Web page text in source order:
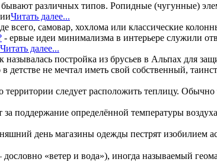
различных типов. Ропидные (чугунные)
Читать далее...
всего, самовар, хохлома или классические
- ервые идеи минимализма в интерьере служили
Читать далее...
постройка из брусьев в Альпах для
детстве не мечтал иметь свой собственный,
территории следует расположить теплицу.
поддержание определённой температуры
день магазины одежды пестрят изобилием
«ветер и вода»), иногда называемый